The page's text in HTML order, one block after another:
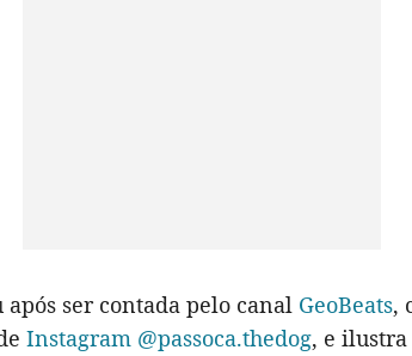
ser contada pelo canal GeoBeats,
Instagram @passoca.thedog, e ilustra